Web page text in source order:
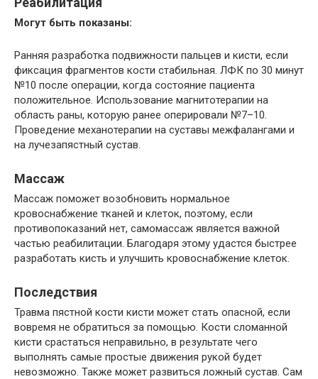
Могут быть показаны:
Ранняя разработка подвижности пальцев и кисти, если
фиксация фрагментов кости стабильная. ЛФК по 30 минут
№10 после операции, когда состояние пациента
положительное. Использование магнитотерапии на
область раны, которую ранее оперировали №7–10.
Проведение механотерапии на суставы межфалангами и
на лучезапястный сустав.
Массаж
Массаж поможет возобновить нормальное
кровоснабжение тканей и клеток, поэтому, если
противопоказаний нет, самомассаж является важной
частью реабилитации. Благодаря этому удастся быстрее
разработать кисть и улучшить кровоснабжение клеток.
Последствия
Травма пястной кости кисти может стать опасной, если
вовремя не обратиться за помощью. Кости сломанной
кисти срастаться неправильно, в результате чего
выполнять самые простые движения рукой будет
невозможно. Также может развиться ложный сустав. Сам